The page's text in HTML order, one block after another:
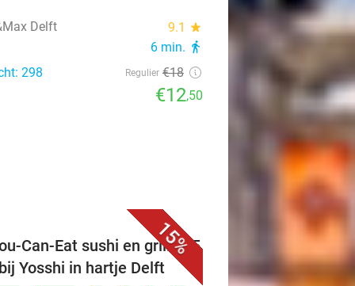
Delft
9.1 star
6 min. directions_walk
298 Regulier €18
€12,50
15%
Can-Eat sushi en grill (2,5
Yosshi in hartje Delft